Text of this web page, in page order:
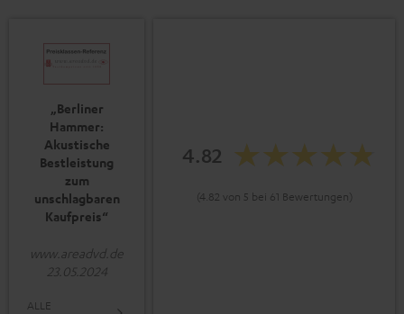
„Berliner
Hammer:
Akustische
Bestleistung
zum
unschlagbaren
Kaufpreis“
www.areadvd.de
23.05.2024
ALLE
4.82
(4.82 von 5 bei 61 Bewertungen)